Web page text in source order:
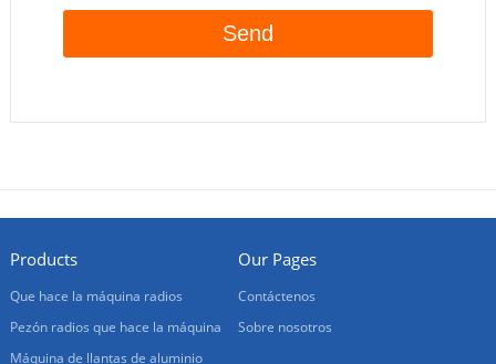
Products
Que hace la máquina radios
Pezón radios que hace la máquina
Máquina de llantas de aluminio
Our Pages
Contáctenos
Sobre nosotros